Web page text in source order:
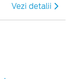
Vezi detalii